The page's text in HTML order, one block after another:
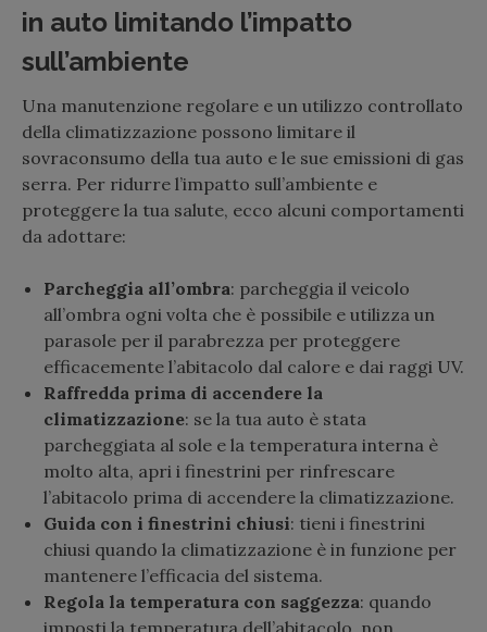
in auto limitando l’impatto
sull’ambiente
Una manutenzione regolare e un utilizzo controllato
della climatizzazione possono limitare il
sovraconsumo della tua auto e le sue emissioni di gas
serra. Per ridurre l’impatto sull’ambiente e
proteggere la tua salute, ecco alcuni comportamenti
da adottare:
Parcheggia all’ombra: parcheggia il veicolo
all’ombra ogni volta che è possibile e utilizza un
parasole per il parabrezza per proteggere
efficacemente l’abitacolo dal calore e dai raggi UV.
Raffredda prima di accendere la
climatizzazione: se la tua auto è stata
parcheggiata al sole e la temperatura interna è
molto alta, apri i finestrini per rinfrescare
l’abitacolo prima di accendere la climatizzazione.
Guida con i finestrini chiusi: tieni i finestrini
chiusi quando la climatizzazione è in funzione per
mantenere l’efficacia del sistema.
Regola la temperatura con saggezza: quando
imposti la temperatura dell’abitacolo, non